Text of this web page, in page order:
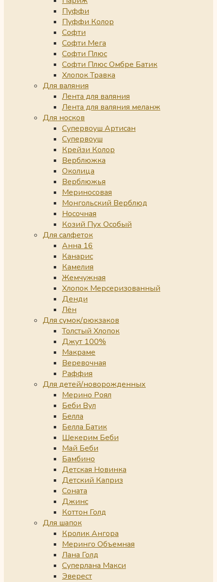
Пуффи
Пуффи Колор
Софти
Софти Мега
Софти Плюс
Софти Плюс Омбре Батик
Хлопок Травка
Для валяния
Лента для валяния
Лента для валяния меланж
Для носков
Супервоуш Артисан
Супервоуш
Крейзи Колор
Верблюжка
Околица
Верблюжья
Мериносовая
Монгольский Верблюд
Носочная
Козий Пух Особый
Для салфеток
Анна 16
Канарис
Камелия
Жемчужная
Хлопок Мерсеризованный
Денди
Лён
Для сумок/рюкзаков
Толстый Хлопок
Джут 100%
Макраме
Веревочная
Раффия
Для детей/новорожденных
Мерино Роял
Беби Вул
Белла
Белла Батик
Шекерим Беби
Май Беби
Бамбино
Детская Новинка
Детский Каприз
Соната
Джинс
Коттон Голд
Для шапок
Кролик Ангора
Меринго Объемная
Лана Голд
Суперлана Макси
Эверест